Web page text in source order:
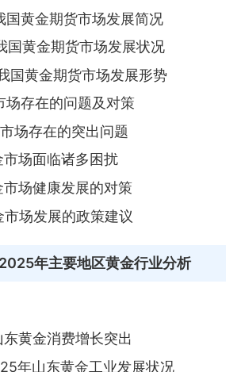
黄金期货市场发展简况
黄金期货市场发展状况
黄金期货市场发展形势
存在的问题及对策
场存在的突出问题
场面临诸多困扰
场健康发展的对策
场发展的政策建议
年主要地区黄金行业分析
黄金消费增长突出
年山东黄金工业发展状况